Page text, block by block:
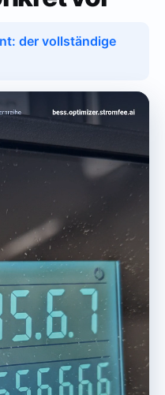
der vollständige